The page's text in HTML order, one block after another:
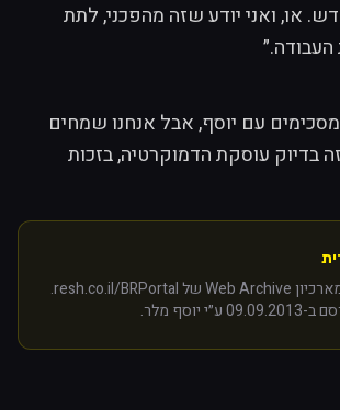
או, ואני יודע שזה מהפכני, לתת
עם יוסף, אבל אנחנו שמחים
בדיוק עוסקת הדמוקרטיה, בזכות
כתבה זו שוחזרה מארכיון Web Archive של resh.co.il/BRPortal.
ב-09.09.2013ע״ייוסף מלר.